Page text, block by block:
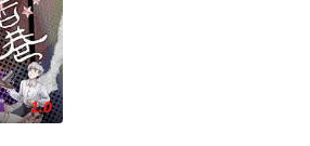
1.0